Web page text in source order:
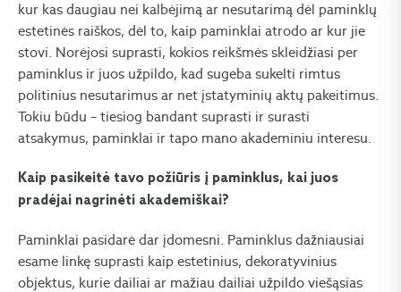
kur kas daugiau nei kalbėjimą ar nesutarimą dėl paminklų
estetinės raiškos, dėl to, kaip paminklai atrodo ar kur jie
stovi. Norėjosi suprasti, kokios reikšmės skleidžiasi per
paminklus ir juos užpildo, kad sugeba sukelti rimtus
politinius nesutarimus ar net įstatyminių aktų pakeitimus.
Tokiu būdu – tiesiog bandant suprasti ir surasti
atsakymus, paminklai ir tapo mano akademiniu interesu.
Kaip pasikeitė tavo požiūris į paminklus, kai juos
pradėjai nagrinėti akademiškai?
Paminklai pasidarė dar įdomesni. Paminklus dažniausiai
esame linkę suprasti kaip estetinius, dekoratyvinius
objektus, kurie dailiai ar mažiau dailiai užpildo viešąsias